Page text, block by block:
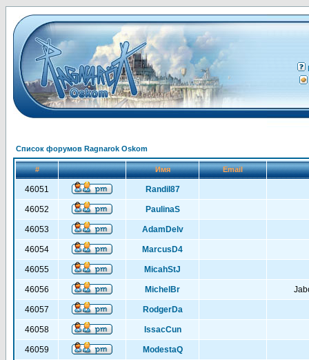
Список форумов Ragnarok Oskom
# Имя Email
46051 RandiI87
46052 PaulinaS
46053 AdamDelv
46054 MarcusD4
46055 MicahStJ
46056 MichelBr
46057 RodgerDa
46058 IssacCun
46059 ModestaQ